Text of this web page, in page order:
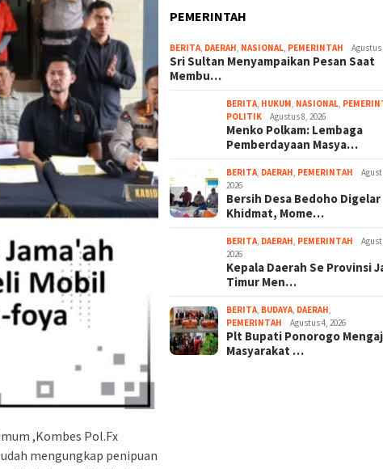
,Kombes Pol.Fx
mengungkap penipuan
PEMERINTAH
BERITA, DAERAH, NASIONAL, PEMERINTAH Agustus
Sri Sultan Menyampaikan Pesan Saat
Membu…
BERITA, HUKUM, NASIONAL,
POLITIK
Agustus 8, 2026
Menko Polkam: Lembaga
Pemberdayaan Masya…
BERITA, DAERAH, PEMERINTAH
2026
Bersih Desa Bedoho Digelar
Khidmat, Mome…
BERITA, DAERAH, PEMERINTAH
2026
Kepala Daerah Se Provinsi
Timur Men…
BERITA, BUDAYA, DAERAH,
PEMERINTAH
Agustus 4, 2026
Plt Bupati Ponorogo
Masyarakat …